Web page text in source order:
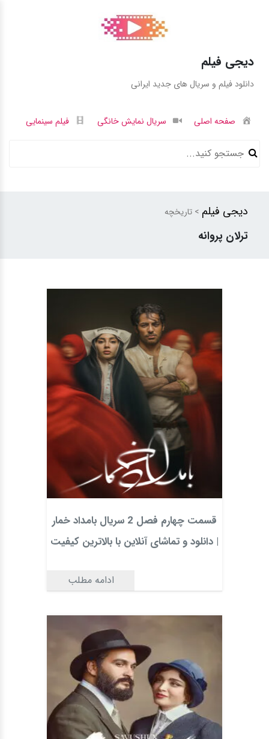
دیجی فیلم
دانلود فیلم و سریال های جدید ایرانی
صفحه اصلی سریال نمایش خانگی فیلم سینمایی
دیجی فیلم > تاریخچه
ترلان پروانه
قسمت چهارم فصل 2 سریال بامداد خمار
| دانلود و تماشای آنلاین با بالاترین کیفیت
ادامه مطلب